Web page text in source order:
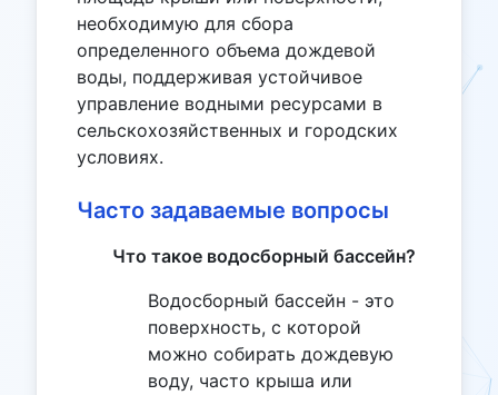
необходимую для сбора
определенного объема дождевой
воды, поддерживая устойчивое
управление водными ресурсами в
сельскохозяйственных и городских
условиях.
Часто задаваемые вопросы
Что такое водосборный бассейн?
Водосборный бассейн - это
поверхность, с которой
можно собирать дождевую
воду, часто крыша или